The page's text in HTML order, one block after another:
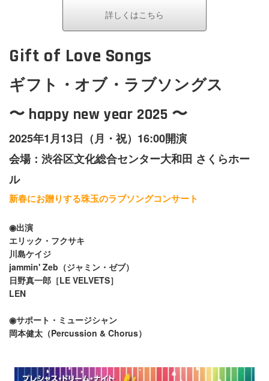
詳しくはこちら
Gift of Love Songs
ギフト・オブ・ラブソングス
〜 happy new year 2025 〜
2025年1月13日（月・祝）16:00開演
会場：渋谷区文化総合センター大和田 さくらホー
ル
新春にお贈りする珠玉のラブソングコンサート
◉出演
エリック・フクサキ
川島ケイジ
jammin' Zeb（ジャミン・ゼブ）
日野真一郎［LE VELVETS］
LEN
◉サポート・ミュージシャン
岡本健太（Percussion & Chorus）